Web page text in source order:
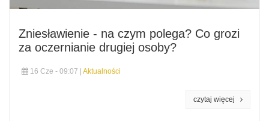
Zniesławienie - na czym polega? Co grozi
za oczernianie drugiej osoby?
16 Cze - 09:07 | Aktualności